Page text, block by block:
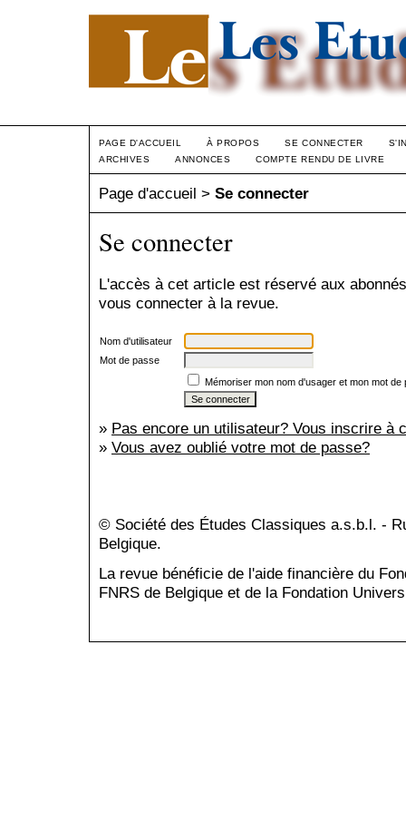
PAGE D'ACCUEIL À PROPOS SE CONNECTER
ARCHIVES
ANNONCES COMPTE RENDU DE LIVRE
Page d'accueil > Se connecter
Se connecter
L'accès à cet article est réservé aux
vous connecter à la revue.
Nom d'utilisateur
Mot de passe
Mémoriser mon nom d'usager et mon mot de
» Pas encore un utilisateur? Vous inscrire à
» Vous avez oublié votre mot de passe?
© Société des Études Classiques a.s.b.l. -
Belgique.
La revue bénéficie de l'aide financière du
FNRS de Belgique et de la Fondation